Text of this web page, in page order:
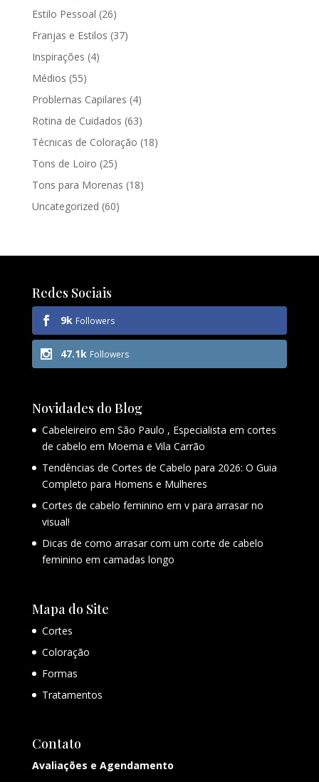
Estilo Pessoal (26)
Franjas e Estilos (37)
Inspirações (4)
Médios (55)
Problemas Capilares (4)
Rotina de Cuidados (63)
Técnicas de Coloração (18)
Tons de Loiro (25)
Tons para Morenas (18)
Uncategorized (60)
Redes Sociais
9k Followers
47.1k Followers
Novidades do Blog
Cabeleireiro em São Paulo , Especialista em cortes
de cabelo em Moema e Vila Carrão
Tendências de Cortes de Cabelo para 2026: O Guia
Completo para Homens e Mulheres
Cortes de cabelo feminino em v para arrasar no
visual!
Dicas de como arrasar com um corte de cabelo
feminino em camadas longo
Mapa do Site
Cortes
Coloração
Formas
Tratamentos
Contato
Avaliações e Agendamento